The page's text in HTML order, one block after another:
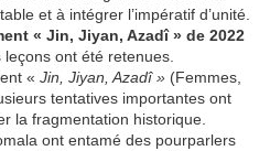
et à intégrer l’impératif d’unité.
« Jin, Jiyan, Azadî » de 2022
ont été retenues.
« Jin, Jiyan, Azadî » (Femmes,
tentatives importantes ont
la fragmentation historique.
ont entamé des pourparlers